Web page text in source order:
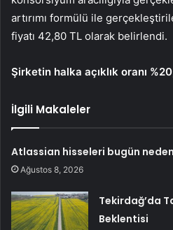
artırımı formülü ile
fiyatı 42,80 TL olarak belirlendi.
Şirketin halka açıklık oranı
İlgili Makaleler
Atlassian hisseleri bugün
Ağustos 8, 2026
Tekirdağ’da
Beklentisi